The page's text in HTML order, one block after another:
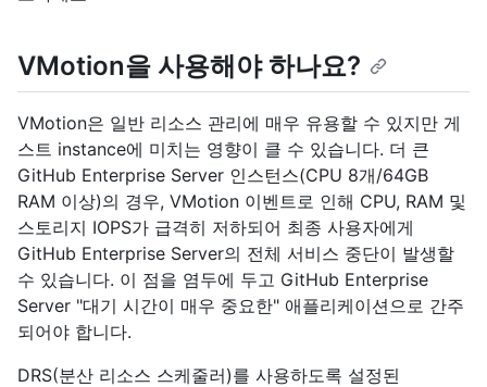
VMotion을 사용해야 하나요?
VMotion은 일반 리소스 관리에 매우 유용할 수 있지만 게
스트 instance에 미치는 영향이 클 수 있습니다. 더 큰
GitHub Enterprise Server 인스턴스(CPU 8개/64GB
RAM 이상)의 경우, VMotion 이벤트로 인해 CPU, RAM 및
스토리지 IOPS가 급격히 저하되어 최종 사용자에게
GitHub Enterprise Server의 전체 서비스 중단이 발생할
수 있습니다. 이 점을 염두에 두고 GitHub Enterprise
Server "대기 시간이 매우 중요한" 애플리케이션으로 간주
되어야 합니다.
DRS(분산 리소스 스케줄러)를 사용하도록 설정된